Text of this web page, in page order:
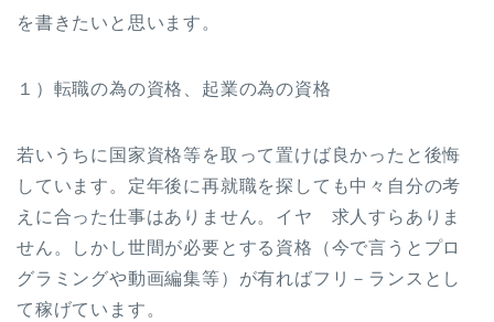
を書きたいと思います。
１）転職の為の資格、起業の為の資格
若いうちに国家資格等を取って置けば良かったと後悔
しています。定年後に再就職を探しても中々自分の考
えに合った仕事はありません。イヤ 求人すらありま
せん。しかし世間が必要とする資格（今で言うとプロ
グラミングや動画編集等）が有ればフリ－ランスとし
て稼げています。